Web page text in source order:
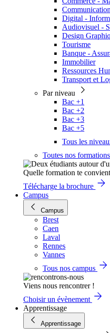
Digital -
Audiovisuel -
Design
Tourisme
Banque -
Immobilier
Ressources
Transport et
Par niveau
Bac +1
Bac +2
Bac +3
Bac +5
Tous les
Toutes nos formations
Quelle formation te
Télécharge la brochure
Campus
Campus
Brest
Caen
Laval
Rennes
Vannes
Tous nos campus
Viens nous rencontrer !
Choisir un évènement
Apprentissage
Apprentissage